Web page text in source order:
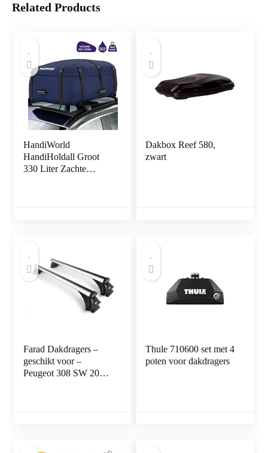
Related Products
HandiWorld
HandiHoldall Groot
330 Liter Zachte
Dakbox Reef 580,
zwart
Farad Dakdragers –
geschikt voor –
Peugeot 308 SW 2008
Thule 710600 set met 4
poten voor dakdragers